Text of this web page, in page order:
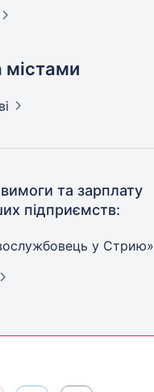
містами
та зарплату
підприємств:
у Стрию»